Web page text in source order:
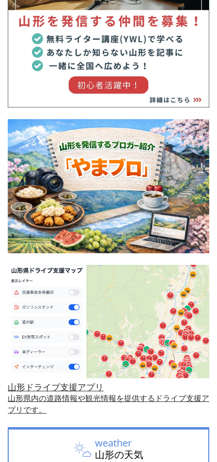
山形ドライブ支援アプリ
山形県内の道路情報や観光情報を提供するドライブ支援ア
プリです。
weather
山形の天気